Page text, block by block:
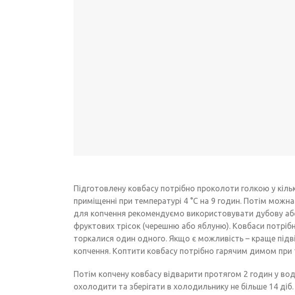
Підготовлену ковбасу потрібно проколоти голкою у
приміщенні при температурі 4 °С на 9 годин. Потім
для копчення рекомендуємо використовувати дубову
фруктових трісок (черешню або яблуню). Ковбаси
торкалися один одного. Якщо є можливість – краще
копчення. Коптити ковбасу потрібно гарячим димом при
Потім копчену ковбасу відварити протягом 2 годин у
охолодити та зберігати в холодильнику не більше 14 діб.